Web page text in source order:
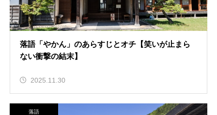
落語「やかん」のあらすじとオチ【笑いが止まら
ない衝撃の結末】
2025.11.30
落語